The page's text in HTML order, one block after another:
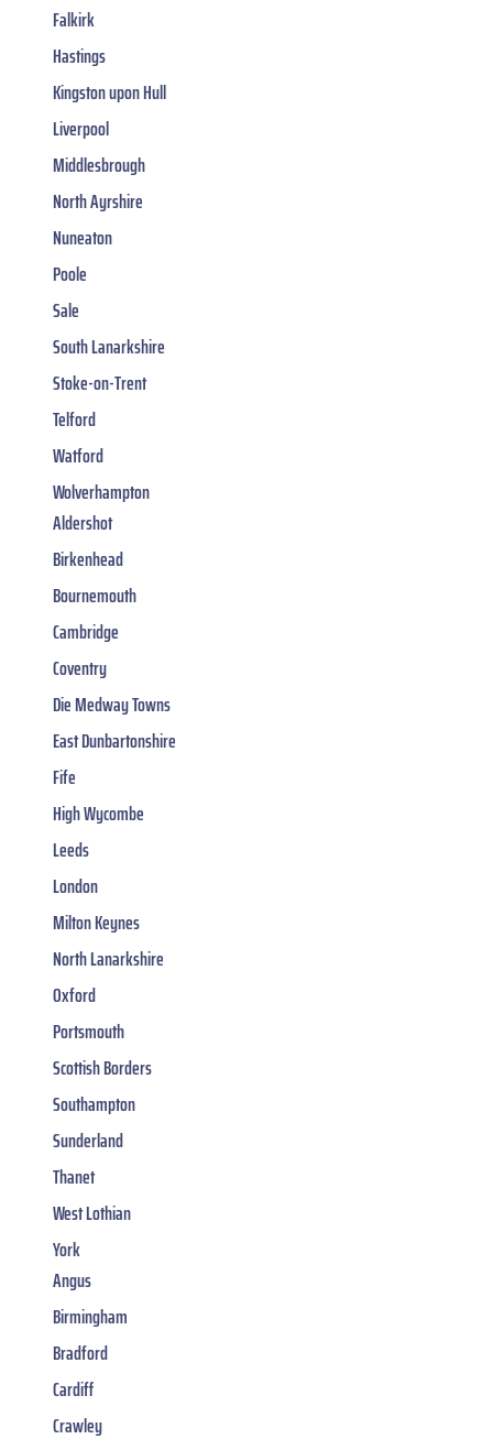
Falkirk
Hastings
Kingston upon Hull
Liverpool
Middlesbrough
North Ayrshire
Nuneaton
Poole
Sale
South Lanarkshire
Stoke-on-Trent
Telford
Watford
Wolverhampton
Aldershot
Birkenhead
Bournemouth
Cambridge
Coventry
Die Medway Towns
East Dunbartonshire
Fife
High Wycombe
Leeds
London
Milton Keynes
North Lanarkshire
Oxford
Portsmouth
Scottish Borders
Southampton
Sunderland
Thanet
West Lothian
York
Angus
Birmingham
Bradford
Cardiff
Crawley